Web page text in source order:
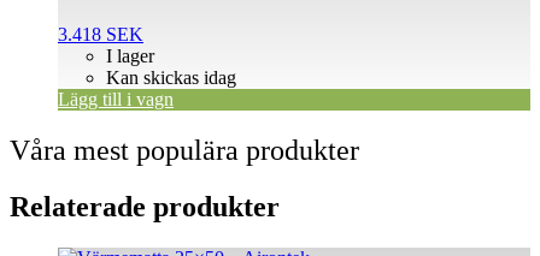
3.418 SEK
I lager
Kan skickas idag
Lägg till i vagn
Våra mest populära produkter
Relaterade produkter